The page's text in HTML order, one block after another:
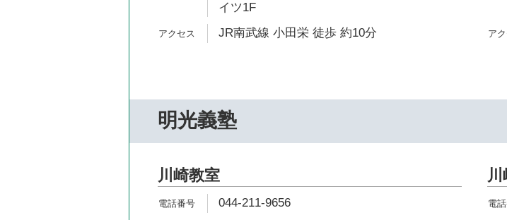
イツ1F
JR南武線 小田栄 徒歩 約10分
明光義塾
川崎教室
044-211-9656